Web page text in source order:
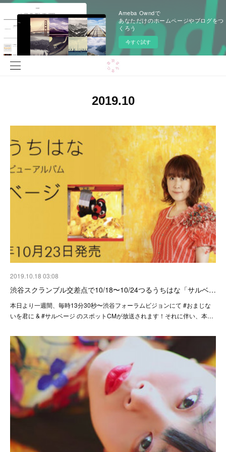
Ameba Owndで
あなただけのホームページやブログをつ
くろう
今すぐ試す
2019.10
2019.10.18 03:08
渋谷スクランブル交差点で10/18〜10/24つるうちはな「サルベ…
本日より一週間、毎時13分30秒〜渋谷フォーラムビジョンにて #おまじな
いを君に & #サルベージ のスポットCMが放送されます！それに伴い、本…